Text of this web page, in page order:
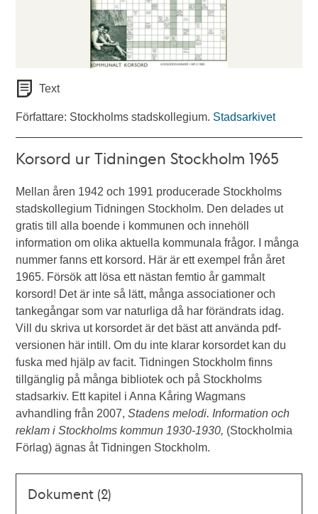
Text
Författare: Stockholms stadskollegium. Stadsarkivet
Korsord ur Tidningen Stockholm 1965
Mellan åren 1942 och 1991 producerade Stockholms
stadskollegium Tidningen Stockholm. Den delades ut
gratis till alla boende i kommunen och innehöll
information om olika aktuella kommunala frågor. I många
nummer fanns ett korsord. Här är ett exempel från året
1965. Försök att lösa ett nästan femtio år gammalt
korsord! Det är inte så lätt, många associationer och
tankegångar som var naturliga då har förändrats idag.
Vill du skriva ut korsordet är det bäst att använda pdf-
versionen här intill. Om du inte klarar korsordet kan du
fuska med hjälp av facit. Tidningen Stockholm finns
tillgänglig på många bibliotek och på Stockholms
stadsarkiv. Ett kapitel i Anna Kåring Wagmans
avhandling från 2007,Stadens melodi. Information och
reklam i Stockholms kommun 1930-1930, (Stockholmia
Förlag) ägnas åt Tidningen Stockholm.
Dokument (2)